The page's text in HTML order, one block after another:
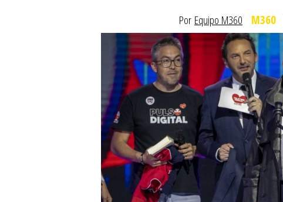
Por Equipo M360 M360